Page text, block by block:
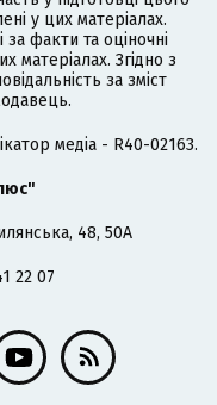
у цих матеріалах.
за факти та оціночні
матеріалах. Згідно з
за зміст
медіа - R40-02163.
48, 50А
22 07